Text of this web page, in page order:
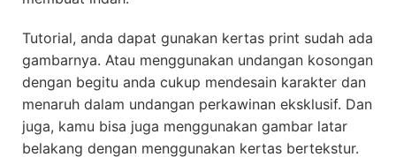
Tutorial, anda dapat gunakan kertas print sudah ada
gambarnya. Atau menggunakan undangan kosongan
dengan begitu anda cukup mendesain karakter dan
menaruh dalam undangan perkawinan eksklusif. Dan
juga, kamu bisa juga menggunakan gambar latar
belakang dengan menggunakan kertas bertekstur.